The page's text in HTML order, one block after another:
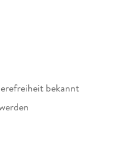
bekannt